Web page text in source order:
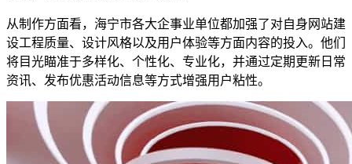
从制作方面看，海宁市各大企事业单位都加强了对自身网站建
设工程质量、设计风格以及用户体验等方面内容的投入。他们
将目光瞄准于多样化、个性化、专业化，并通过定期更新日常
资讯、发布优惠活动信息等方式增强用户粘性。